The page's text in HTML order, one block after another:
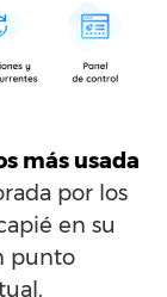
más usada
por los
en su
punto